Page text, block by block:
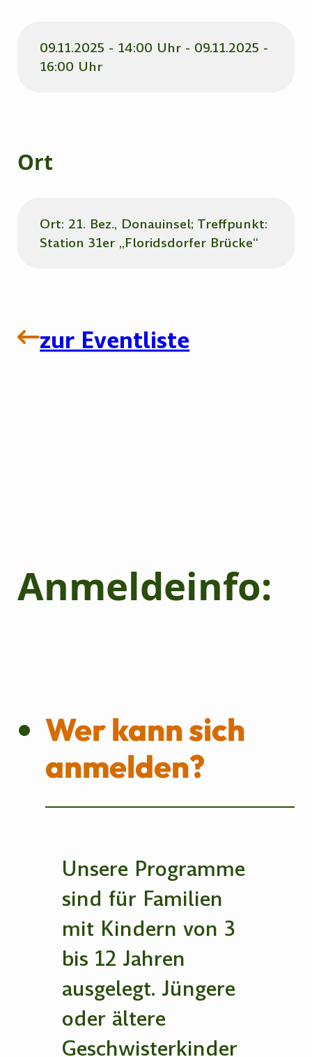
09.11.2025 - 14:00 Uhr - 09.11.2025 -
16:00 Uhr
Ort
Ort: 21. Bez., Donauinsel; Treffpunkt:
Station 31er „Floridsdorfer Brücke“
zur Eventliste
Anmeldeinfo:
Wer kann sich
anmelden?
Unsere Programme
sind für Familien
mit Kindern von 3
bis 12 Jahren
ausgelegt. Jüngere
oder ältere
Geschwisterkinder